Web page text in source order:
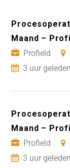
Maand –
Profield
3 uur
Maand –
Profield
3 uur